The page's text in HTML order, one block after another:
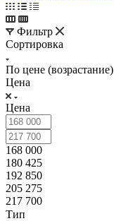
Фильтр
Сортировка
По цене (возрастание)
Цена
Цена
168 000
180 425
192 850
205 275
217 700
Тип